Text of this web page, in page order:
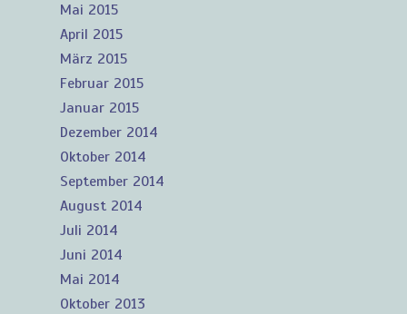
Mai 2015
April 2015
März 2015
Februar 2015
Januar 2015
Dezember 2014
Oktober 2014
September 2014
August 2014
Juli 2014
Juni 2014
Mai 2014
Oktober 2013